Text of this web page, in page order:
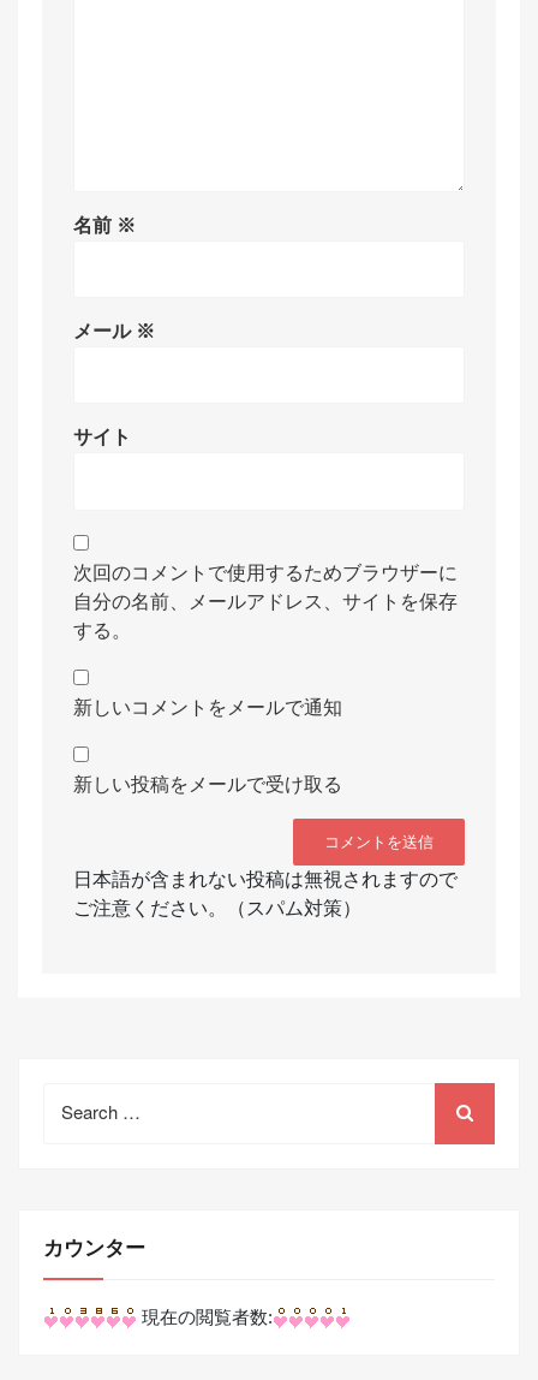
名前 ※
メール ※
サイト
次回のコメントで使用するためブラウザーに
自分の名前、メールアドレス、サイトを保存
する。
新しいコメントをメールで通知
新しい投稿をメールで受け取る
日本語が含まれない投稿は無視されますので
ご注意ください。（スパム対策）
for:
カウンター
現在の閲覧者数: